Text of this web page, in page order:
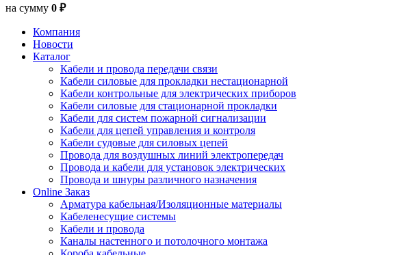
на сумму 0 ₽
Компания
Новости
Каталог
Кабели и провода передачи связи
Кабели силовые для прокладки нестационарной
Кабели контрольные для электрических приборов
Кабели силовые для стационарной прокладки
Кабели для систем пожарной сигнализации
Кабели для цепей управления и контроля
Кабели судовые для силовых цепей
Провода для воздушных линий электропередач
Провода и кабели для установок электрических
Провода и шнуры различного назначения
Online Заказ
Арматура кабельная/Изоляционные материалы
Кабеленесущие системы
Кабели и провода
Каналы настенного и потолочного монтажа